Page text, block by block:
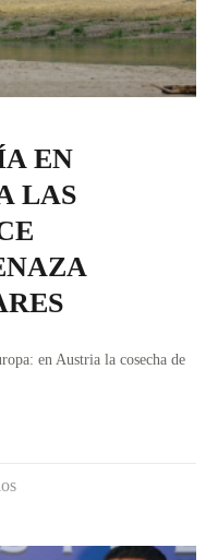
EN
LAS
en Austria la cosecha de